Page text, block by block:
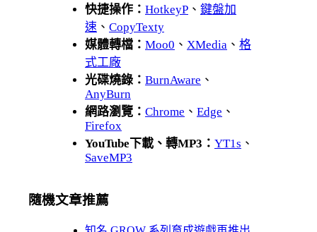
快捷操作： HotkeyP 、 鍵盤加
速 、 CopyTexty
媒體轉檔： Moo0 、 XMedia 、 格
式工廠
光碟燒錄： BurnAware 、
AnyBurn
網路瀏覽： Chrome 、 Edge 、
Firefox
YouTube下載、轉MP3： YT1s 、
SaveMP3
隨機文章推薦